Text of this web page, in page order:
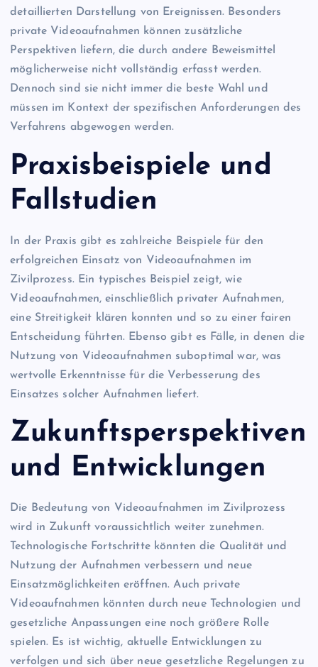
detaillierten Darstellung von Ereignissen. Besonders
private Videoaufnahmen können zusätzliche
Perspektiven liefern, die durch andere Beweismittel
möglicherweise nicht vollständig erfasst werden.
Dennoch sind sie nicht immer die beste Wahl und
müssen im Kontext der spezifischen Anforderungen des
Verfahrens abgewogen werden.
Praxisbeispiele und
Fallstudien
In der Praxis gibt es zahlreiche Beispiele für den
erfolgreichen Einsatz von Videoaufnahmen im
Zivilprozess. Ein typisches Beispiel zeigt, wie
Videoaufnahmen, einschließlich privater Aufnahmen,
eine Streitigkeit klären konnten und so zu einer fairen
Entscheidung führten. Ebenso gibt es Fälle, in denen die
Nutzung von Videoaufnahmen suboptimal war, was
wertvolle Erkenntnisse für die Verbesserung des
Einsatzes solcher Aufnahmen liefert.
Zukunftsperspektiven
und Entwicklungen
Die Bedeutung von Videoaufnahmen im Zivilprozess
wird in Zukunft voraussichtlich weiter zunehmen.
Technologische Fortschritte könnten die Qualität und
Nutzung der Aufnahmen verbessern und neue
Einsatzmöglichkeiten eröffnen. Auch private
Videoaufnahmen könnten durch neue Technologien und
gesetzliche Anpassungen eine noch größere Rolle
spielen. Es ist wichtig, aktuelle Entwicklungen zu
verfolgen und sich über neue gesetzliche Regelungen zu